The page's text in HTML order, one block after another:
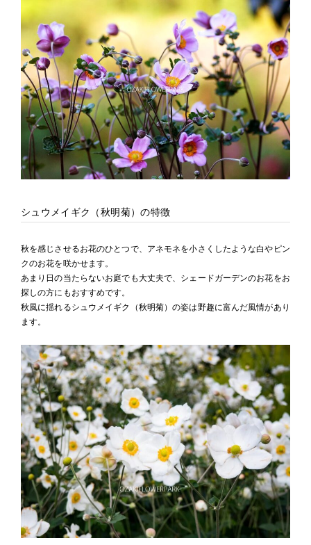
シュウメイギク（秋明菊）の特徴
秋を感じさせるお花のひとつで、アネモネを小さくしたような白やピン
クのお花を咲かせます。
あまり日の当たらないお庭でも大丈夫で、シェードガーデンのお花をお
探しの方にもおすすめです。
秋風に揺れるシュウメイギク（秋明菊）の姿は野趣に富んだ風情があり
ます。